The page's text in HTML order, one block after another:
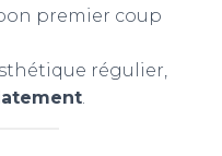
premier coup
régulier,
.